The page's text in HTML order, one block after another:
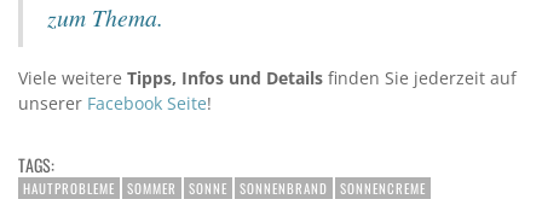
zum Thema.
Viele weitere Tipps, Infos und Details finden Sie jederzeit auf
unserer Facebook Seite!
TAGS:
HAUTPROBLEME SOMMER SONNE SONNENBRAND
SONNENCREME